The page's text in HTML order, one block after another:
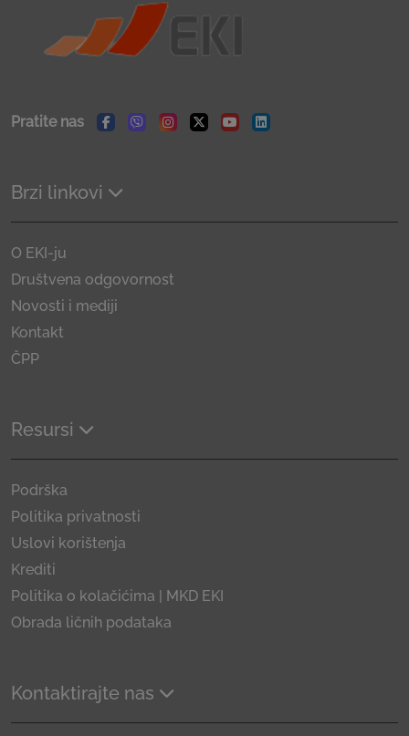
Pratite nas
Facebook
ViberInstagram
TwitterYoutubeLinkedin
Brzi linkovi
O EKI-ju
Društvena odgovornost
Novosti i mediji
Kontakt
ČPP
Resursi
Podrška
Politika privatnosti
Uslovi korištenja
Krediti
Politika o kolačićima | MKD EKI
Obrada ličnih podataka
Kontaktirajte nas